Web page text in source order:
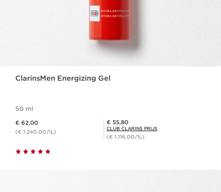
ClarinsMen Energizing Gel
50 ml
€ 62,00
(€ 1.240,00/1L)
Club Clarins Prijs € 55,80
€ 55,80
CLUB CLARINS PRIJS
(€ 1.116,00/1L)